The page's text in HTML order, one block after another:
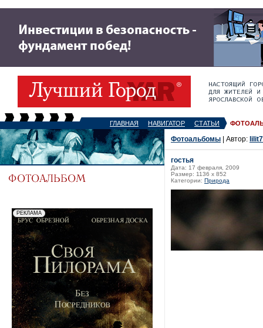
ГЛАВНАЯ НАВИГАТОР СТАТЬИ
Фотоальбомы | Автор:
гостья
Дата: 17 февраля, 2009
Размер: 1136 x 852
Категории: Природа